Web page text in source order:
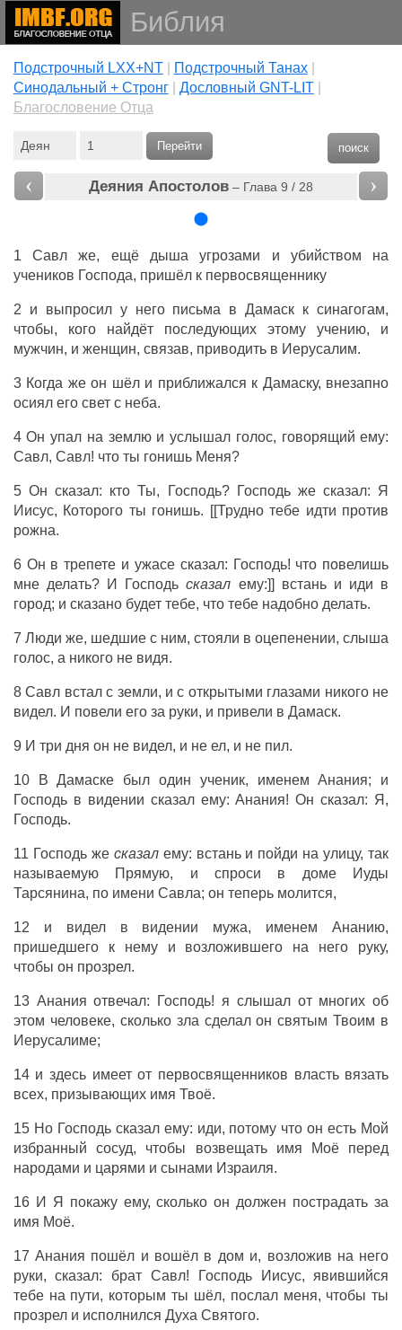
Библия
Подстрочный LXX+NT| Подстрочный Танах|
Cинодальный + Стронг| Дословный GNT-LIT|
Благословение Отца
поиск
Перейти
‹ Деяния Апостолов– Глава 9 / 28 ›
1 Савл же, ещё дыша угрозами и убийством на
учеников Господа, пришёл к первосвященнику
2 и выпросил у него письма в Дамаск к синагогам,
чтобы, кого найдёт последующих этому учению, и
мужчин, и женщин, связав, приводить в Иерусалим.
3 Когда же он шёл и приближался к Дамаску, внезапно
осиял его свет с неба.
4 Он упал на землю и услышал голос, говорящий ему:
Савл, Савл! что ты гонишь Меня?
5 Он сказал: кто Ты, Господь? Господь же сказал: Я
Иисус, Которого ты гонишь. [[Трудно тебе идти против
рожна.
6 Он в трепете и ужасе сказал: Господь! что повелишь
мне делать? И Господьсказал ему:]] встань и иди в
город; и сказано будет тебе, что тебе надобно делать.
7 Люди же, шедшие с ним, стояли в оцепенении, слыша
голос, а никого не видя.
8 Савл встал с земли, и с открытыми глазами никого не
видел. И повели его за руки, и привели в Дамаск.
9 И три дня он не видел, и не ел, и не пил.
10 В Дамаске был один ученик, именем Анания; и
Господь в видении сказал ему: Анания! Он сказал: Я,
Господь.
11 Господь же сказалему: встань и пойди на улицу, так
называемую Прямую, и спроси в доме Иуды
Тарсянина, по имени Савла; он теперь молится,
12 и видел в видении мужа, именем Ананию,
пришедшего к нему и возложившего на него руку,
чтобы он прозрел.
13 Анания отвечал: Господь! я слышал от многих об
этом человеке, сколько зла сделал он святым Твоим в
Иерусалиме;
14 и здесь имеет от первосвященников власть вязать
всех, призывающих имя Твоё.
15 Но Господь сказал ему: иди, потому что он есть Мой
избранный сосуд, чтобы возвещать имя Моё перед
народами и царями и сынами Израиля.
16 И Я покажу ему, сколько он должен пострадать за
имя Моё.
17 Анания пошёл и вошёл в дом и, возложив на него
руки, сказал: брат Савл! Господь Иисус, явившийся
тебе на пути, которым ты шёл, послал меня, чтобы ты
прозрел и исполнился Духа Святого.